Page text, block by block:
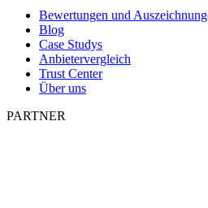
Bewertungen und
Blog
Case Studys
Anbietervergleich
Trust Center
Über uns
PARTNER